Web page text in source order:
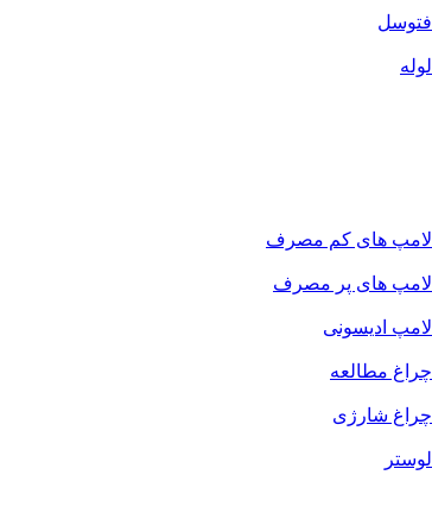
فتوسل
لوله
لامپ های کم مصرف
لامپ های پر مصرف
لامپ ادیسونی
چراغ مطالعه
چراغ شارژی
لوستر